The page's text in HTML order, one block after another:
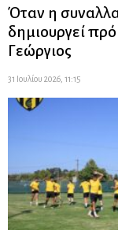
Όταν η
δημιουργεί
Γεώργιος
31 Ιουλίου 2026, 11:15